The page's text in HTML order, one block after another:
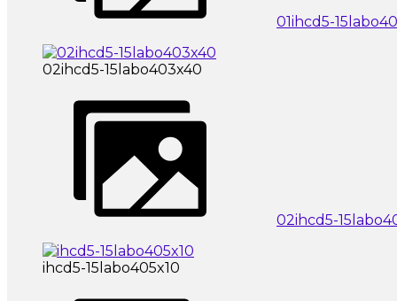
01ihcd5-
02ihcd5-15labo403x40
02ihcd5-
ihcd5-15labo405x10